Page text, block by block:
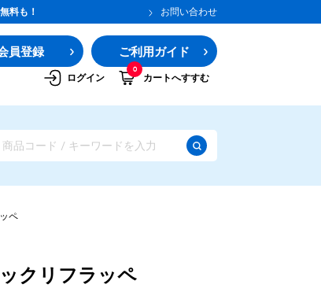
料も！ お問い合わせ
員登録 ご利用ガイド
ログイン
0
カートへすすむ
ペ
クリフラッペ